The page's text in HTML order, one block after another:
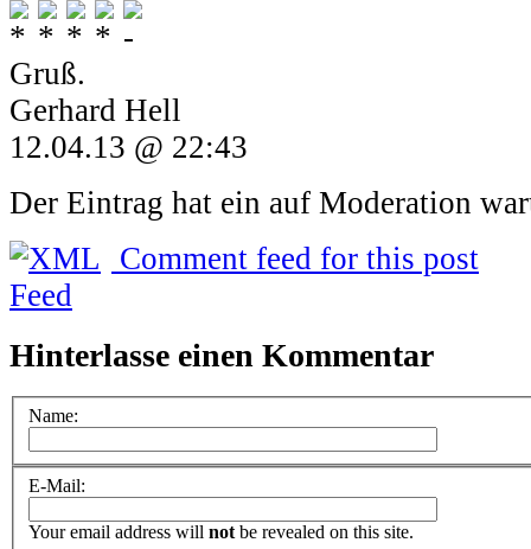
Gruß.
Gerhard Hell
12.04.13 @ 22:43
Der Eintrag hat ein auf Moderation
Comment feed for this post
Hinterlasse einen Kommentar
Name:
E-Mail:
Your email address will not be revealed on this site.